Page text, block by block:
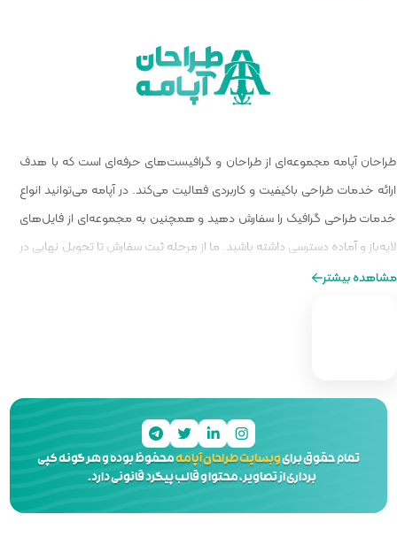
گرافیست‌های حرفه‌ای است که با هدف
می‌کند. در آپامه می‌توانید انواع
همچنین به مجموعه‌ای از فایل‌های
مرحله ثبت سفارش تا تحویل نهایی در
از طراحی را برایتان فراهم کنیم.
محفوظ بوده و هر گونه کپی
و قالب پیگرد قانونی دارد.